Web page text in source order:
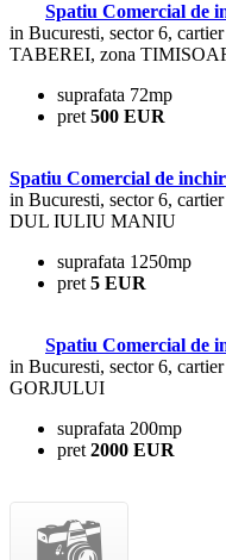
Spatiu Comercial de
in Bucuresti, sector 6,
TABEREI, zona
suprafata 72mp
pret 500 EUR
Spatiu Comercial de
in Bucuresti, sector 6,
DUL IULIU MANIU
suprafata 1250mp
pret 5 EUR
Spatiu Comercial de
in Bucuresti, sector 6,
GORJULUI
suprafata 200mp
pret 2000 EUR